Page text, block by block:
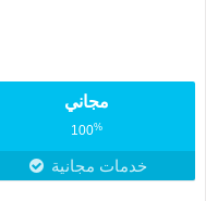
مجاني
100%
خدمات مجانية